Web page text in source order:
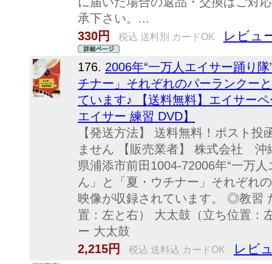
承下さい。...
330円
税込 送料別 カードOK レビュ
176. 2006年“一万人エイサー踊り
チナー」それぞれのパーランクー
ています♪ 【送料無料】エイサー
エイサー 練習 DVD】
【発送方法】 送料無料！ポスト
ません 【販売業者】 株式会社
県浦添市前田1004-72006年“一万
ん」と「夏・ウチナー」それぞれ
映像が収録されています。 ◎教習
置：左と右） 大太鼓（立ち位置：
ー 大太鼓
2,215円
税込 送料込 カードOK レビ